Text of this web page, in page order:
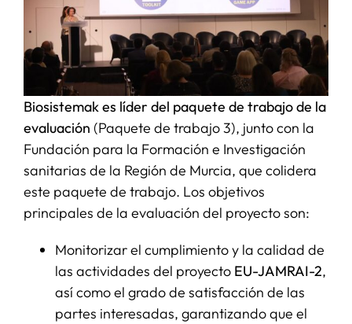
Biosistemak es líder del paquete de trabajo de la
evaluación (Paquete de trabajo 3), junto con la
Fundación para la Formación e Investigación
sanitarias de la Región de Murcia, que colidera
este paquete de trabajo. Los objetivos
principales de la evaluación del proyecto son:
Monitorizar el cumplimiento y la calidad de
las actividades del proyecto EU-JAMRAI-2,
así como el grado de satisfacción de las
partes interesadas, garantizando que el